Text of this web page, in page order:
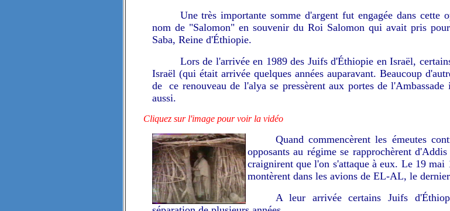
Une très importante somme d'argent fut engagée dans cette
nom de "Salomon" en souvenir du Roi Salomon qui avait pris
Saba, Reine d'Éthiopie.
Lors de l'arrivée en 1989 des Juifs d'Éthiopie en Israël,
Israël (qui était arrivée quelques années auparavant. Beaucoup
de ce renouveau de l'alya se pressèrent aux portes de
aussi.
Cliquez sur l'image pour voir la vidéo
Quand commencèrent les émeutes
opposants au régime se rapprochèrent
craignirent que l'on s'attaque à eux. Le 19 mai
montèrent dans les avions de EL-AL, le
A leur arrivée certains Juifs